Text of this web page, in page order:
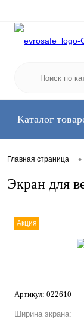
Каталог
Главная страница •
Экран для
Акция
Артикул: 022610
Ширина экрана: